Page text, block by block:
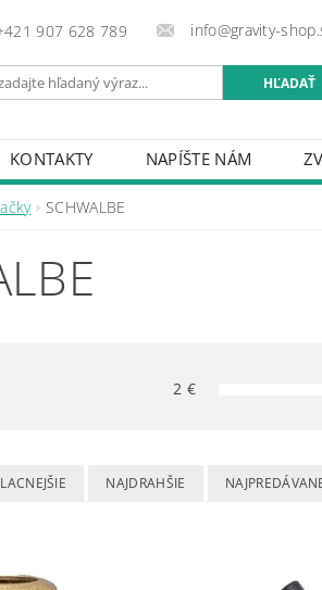
907 628 789 info@gravity-
KONTAKTY NAPÍŠTE NÁM
SCHWALBE
2 €
NAJDRAHŠIE